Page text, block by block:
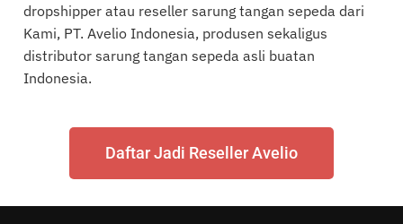
dropshipper atau reseller sarung tangan sepeda dari
Kami, PT. Avelio Indonesia, produsen sekaligus
distributor sarung tangan sepeda asli buatan
Indonesia.
Daftar Jadi Reseller Avelio